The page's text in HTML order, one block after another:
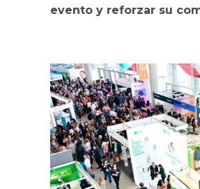
evento y reforzar su